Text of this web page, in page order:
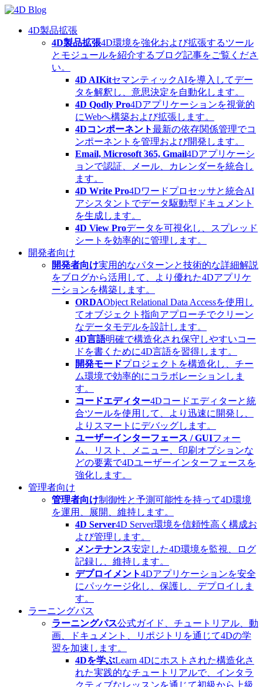
Skip
content4D製品拡張
4D製品拡張4D環境を強化および拡張するツール
とモジュールを紹介するブログ記事をご覧くださ
い。
4D AIKitセマンティックAIを導入してデー
タを解釈し、意思決定を自動化します。
4D Qodly Pro4Dアプリケーションを視覚的
にWebへ構築および拡張します。
4Dコンポーネント最新の依存関係管理でコ
ンポーネントを管理および開発します。
Email, Microsoft 365, Gmail4Dアプリケーシ
ョンで認証、メール、カレンダーを統合し
ます。
4D Write Pro4Dワードプロセッサと統合AI
アシスタントでデータ駆動型ドキュメント
を生成します。
4D View Proデータを可視化し、スプレッド
シートを効率的に管理します。
開発者向け
開発者向け実用的なパターンと技術的な詳細解説
をブログから活用して、より優れた4Dアプリケ
ーションを構築します。
ORDAObject Relational Data Accessを使用し
てオブジェクト指向アプローチでクリーン
なデータモデルを設計します。
4D言語明確で構造化され保守しやすいコー
ドを書くために4D言語を習得します。
開発モードプロジェクトを構造化し、チー
ム環境で効率的にコラボレーションしま
す。
コードエディター4Dコードエディターと統
合ツールを使用して、より迅速に開発し、
よりスマートにデバッグします。
ユーザーインターフェース / GUIフォー
ム、リスト、メニュー、印刷オプションな
どの要素で4Dユーザーインターフェースを
強化します。
管理者向け
管理者向け制御性と予測可能性を持って4D環境
を運用、展開、維持します。
4D Server4D Server環境を信頼性高く構成お
よび管理します。
メンテナンス安定した4D環境を監視、ログ
記録し、維持します。
デプロイメント4Dアプリケーションを安全
にパッケージ化し、保護し、デプロイしま
す。
ラーニングパス
ラーニングパス公式ガイド、チュートリアル、動
画、ドキュメント、リポジトリを通じて4Dの学
習を加速します。
4Dを学ぶLearn 4Dにホストされた構造化さ
れた実践的なチュートリアルで、インタラ
クティブなレッスンを通じて初級から上級